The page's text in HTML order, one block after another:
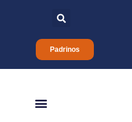
Padrinos